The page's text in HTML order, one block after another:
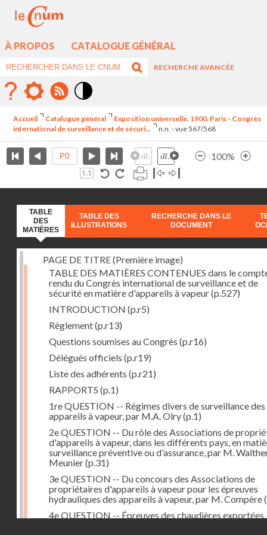
À PROPOS CATALOGUE GÉNÉRAL
RECHERCHE AVANCÉE
élévé
Accueil Catalogue général
Exposition universelle. 1900. Paris - Congrès
international de surveillance et de sécuri...
n.n. - vue 567/568
100%
TABLE
DES
MATIÈRES
TABLE DES
ILLUSTRATIONS
RECHERCHE DANS LE
DOCUMENT
PAGE DE TITRE (Première image)
TABLE DES MATIÈRES CONTENUES dans le
rendu du Congrès international de surveillance et de
sécurité en matière d'appareils à vapeur(p.527)
INTRODUCTION (p.r5)
Règlement(p.r13)
Questions soumises au Congrès (p.r16)
Délégués officiels (p.r19)
Liste des adhérents (p.r21)
RAPPORTS (p.1)
1re QUESTION -- Régimes divers de surveillance des
appareils à vapeur, par M.A. Olry(p.1)
2e QUESTION -- Du rôle des Associations de
d'appareils à vapeur, dans les différents pays, en
surveillance préventive ou d'assurance, par M.
Meunier(p.31)
3e QUESTION -- Du concours des Associations de
propriétaires d'appareils à vapeur pour les épreuves
hydrauliques des appareils à vapeur, par M. Compère
4e QUESTION -- Épreuves des chaudières